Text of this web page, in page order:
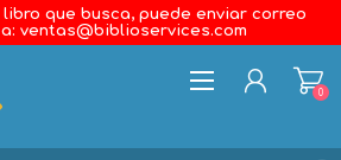
que busca, puede enviar correo
ventas@biblioservices.com
0